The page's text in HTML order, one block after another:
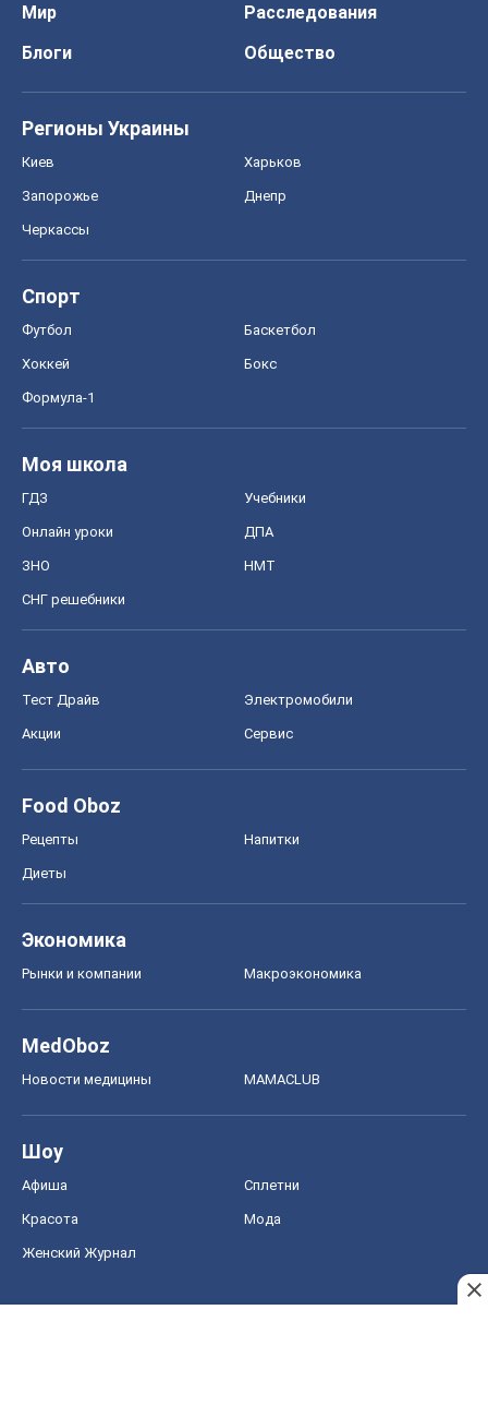
Мир
Расследования
Блоги
Общество
Регионы Украины
Киев Харьков
Запорожье Днепр
Черкассы
Спорт
Футбол Баскетбол
Хоккей Бокс
Формула-1
Моя школа
ГДЗ Учебники
Онлайн уроки ДПА
ЗНО НМТ
СНГ решебники
Авто
Тест Драйв Электромобили
Акции Сервис
Food Oboz
Рецепты Напитки
Диеты
Экономика
Рынки и компании Mакроэкономика
MedOboz
Новости медицины MAMACLUB
Шоу
Афиша Сплетни
Красота Мода
Женский Журнал